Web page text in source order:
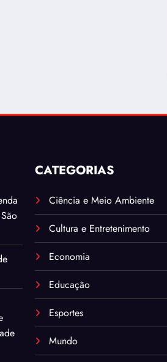
CATEGORIAS
Ciência e Meio Ambiente
Cultura e Entretenimento
Economia
Educação
Esportes
Mundo